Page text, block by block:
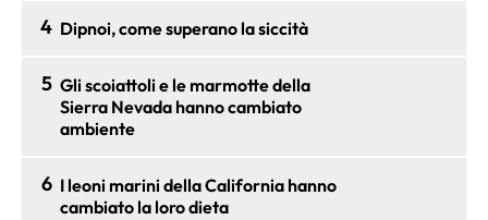
4 Dipnoi, come superano la siccità
5 Gli scoiattoli e le marmotte della
Sierra Nevada hanno cambiato
ambiente
6 I leoni marini della California hanno
cambiato la loro dieta